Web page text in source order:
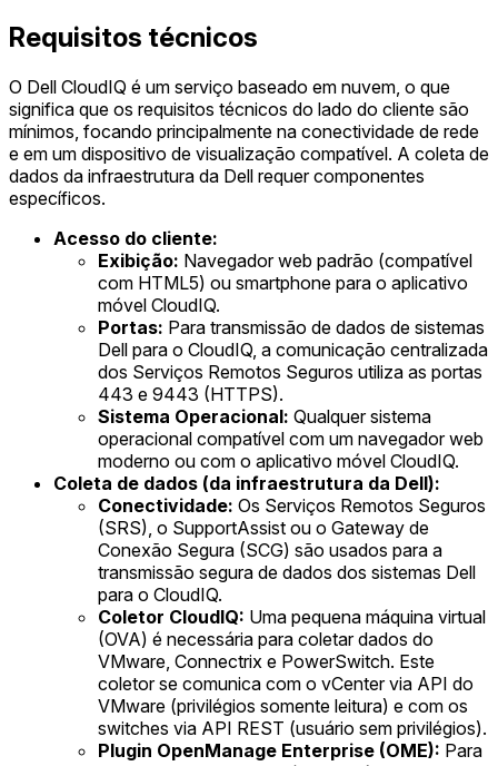
Requisitos técnicos
O Dell CloudIQ é um serviço baseado em nuvem, o que
significa que os requisitos técnicos do lado do cliente são
mínimos, focando principalmente na conectividade de rede
e em um dispositivo de visualização compatível. A coleta de
dados da infraestrutura da Dell requer componentes
específicos.
Acesso do cliente:
Exibição: Navegador web padrão (compatível
com HTML5) ou smartphone para o aplicativo
móvel CloudIQ.
Portas: Para transmissão de dados de sistemas
Dell para o CloudIQ, a comunicação centralizada
dos Serviços Remotos Seguros utiliza as portas
443 e 9443 (HTTPS).
Sistema Operacional: Qualquer sistema
operacional compatível com um navegador web
moderno ou com o aplicativo móvel CloudIQ.
Coleta de dados (da infraestrutura da Dell):
Conectividade: Os Serviços Remotos Seguros
(SRS), o SupportAssist ou o Gateway de
Conexão Segura (SCG) são usados para a
transmissão segura de dados dos sistemas Dell
para o CloudIQ.
Coletor CloudIQ: Uma pequena máquina virtual
(OVA) é necessária para coletar dados do
VMware, Connectrix e PowerSwitch. Este
coletor se comunica com o vCenter via API do
VMware (privilégios somente leitura) e com os
switches via API REST (usuário sem privilégios).
Plugin OpenManage Enterprise (OME): Para